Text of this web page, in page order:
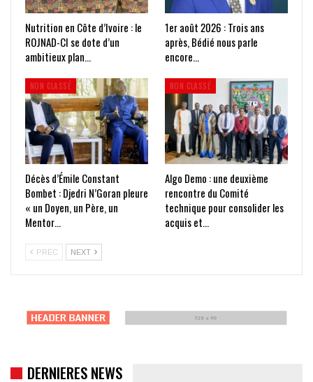
Nutrition en Côte d’Ivoire : le
ROJNAD-CI se dote d’un
ambitieux plan…
1er août 2026 : Trois ans
après, Bédié nous parle
encore…
NON CLASSÉ
Décès d’Émile Constant
Bombet : Djedri N’Goran pleure
« un Doyen, un Père, un
Mentor…
NON CLASSÉ
Algo Demo : une deuxième
rencontre du Comité
technique pour consolider les
acquis et…
PRÉC NEXT
DERNIERES NEWS